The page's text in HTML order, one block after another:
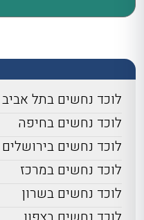
לוכד נחשים בתל אביב
לוכד נחשים בחיפה
לוכד נחשים בירושלים
לוכד נחשים במרכז
לוכד נחשים בשרון